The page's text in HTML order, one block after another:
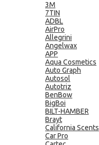
3M
7TIN
ADBL
AirPro
Allegrini
Angelwax
APP
Aqua Cosmetics
Auto Graph
Autosol
Autotriz
BenBow
BigBoi
BILT-HAMBER
Brayt
California Scents
Car Pro